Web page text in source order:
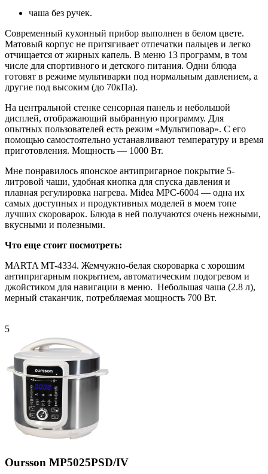
чаша без ручек.
Современный кухонный прибор выполнен в белом цвете.
Матовый корпус не притягивает отпечатки пальцев и легко
отчищается от жирных капель. В меню 13 программ, в том
числе для спортивного и детского питания. Одни блюда
готовят в режиме мультиварки под нормальным давлением, а
другие под высоким (до 70кПа).
На центральной стенке сенсорная панель и небольшой
дисплей, отображающий выбранную программу. Для
опытных пользователей есть режим «Мультиповар». С его
помощью самостоятельно устанавливают температуру и время
приготовления. Мощность — 1000 Вт.
Мне понравилось японское антипригарное покрытие 5-
литровой чаши, удобная кнопка для спуска давления и
плавная регулировка нагрева. Midea MPC-6004 — одна их
самых доступных и продуктивных моделей в моем топе
лучших скороварок. Блюда в ней получаются очень нежными,
вкусными и полезными.
Что еще стоит посмотреть:
MARTA MT-4334. Жемчужно-белая скороварка с хорошим
антипригарным покрытием, автоматическим подогревом и
джойстиком для навигации в меню. Небольшая чаша (2.8 л),
мерный стаканчик, потребляемая мощность 700 Вт.
5
Oursson MP5025PSD/IV